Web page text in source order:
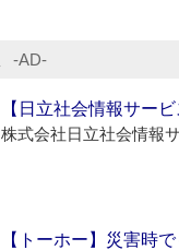
‐AD‐
【日立社会情報サー
株式会社日立社会情報
【トーホー】災害時